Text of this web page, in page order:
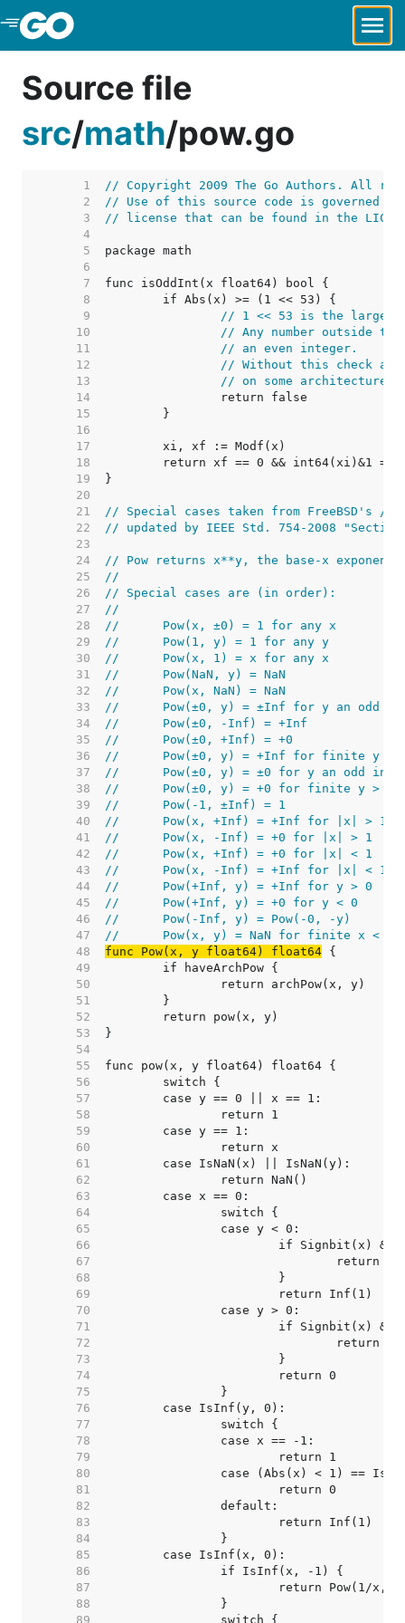
Skip to Main Content
Source file
src/math/pow.go
     1
// Copyright 2009 The Go Authors. All
     2
// Use of this source code is governed by
     3
// license that can be found in the
     4
     5
     6
     7
     8
     9
// 1 << 53 is the
    10
// Any number outside
    11
// an even integer.
    12
// Without this check
    13
// on some architectures
    14
    15
    16
    17
    18
    19
    20
    21
// Special cases taken from FreeBSD's /
    22
// updated by IEEE Std. 754-2008
    23
    24
// Pow returns x**y, the base-x
    25
//
    26
// Special cases are (in order):
    27
//
    28
//	Pow(x, ±0) = 1 for any x
    29
//	Pow(1, y) = 1 for any y
    30
//	Pow(x, 1) = x for any x
    31
//	Pow(NaN, y) = NaN
    32
//	Pow(x, NaN) = NaN
    33
//	Pow(±0, y) = ±Inf for y an odd
    34
//	Pow(±0, -Inf) = +Inf
    35
//	Pow(±0, +Inf) = +0
    36
//	Pow(±0, y) = +Inf for finite y <
    37
//	Pow(±0, y) = ±0 for y an odd
    38
//	Pow(±0, y) = +0 for finite y > 0
    39
//	Pow(-1, ±Inf) = 1
    40
//	Pow(x, +Inf) = +Inf for |x| > 1
    41
//	Pow(x, -Inf) = +0 for |x| > 1
    42
//	Pow(x, +Inf) = +0 for |x| < 1
    43
//	Pow(x, -Inf) = +Inf for |x| < 1
    44
//	Pow(+Inf, y) = +Inf for y > 0
    45
//	Pow(+Inf, y) = +0 for y < 0
    46
//	Pow(-Inf, y) = Pow(-0, -y)
    47
//	Pow(x, y) = NaN for finite x <
    48
func Pow(x, y float64) float64
    49
    50
    51
    52
    53
    54
    55
    56
    57
    58
    59
    60
    61
    62
    63
    64
    65
    66
    67
    68
    69
    70
    71
    72
    73
    74
    75
    76
    77
    78
    79
    80
    81
    82
    83
    84
    85
    86
    87
return Pow(1/x,
    88
    89